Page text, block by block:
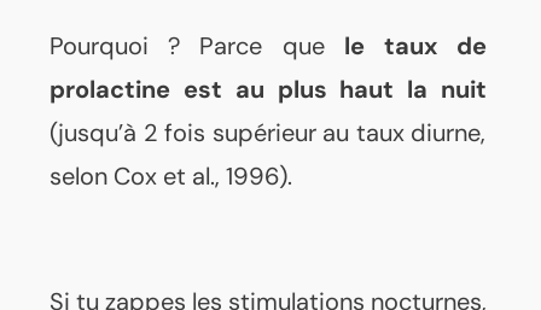
Pourquoi ? Parce que le taux de
prolactine est au plus haut la nuit
(jusqu’à 2 fois supérieur au taux diurne,
selon Cox et al., 1996).
Si tu zappes les stimulations nocturnes,